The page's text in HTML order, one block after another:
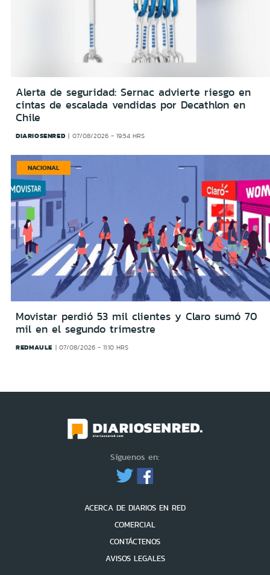
Alerta de seguridad: Sernac advierte riesgo en
cintas de escalada vendidas por Decathlon en
Chile
DIARIOSENRED 07/08/2026 - 19:54 HRS
NACIONAL
Movistar perdió 53 mil clientes y Claro sumó 70
mil en el segundo trimestre
REDMAULE 07/08/2026 - 11:10 HRS
Síguenos en:
ACERCA DE DIARIOS EN RED
COMERCIAL
CONTÁCTENOS
AVISOS LEGALES